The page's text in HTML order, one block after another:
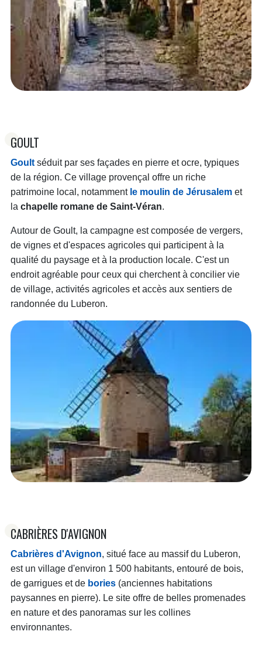
GOULT
Goultséduit par ses façades en pierre et ocre, typiques
de la région. Ce village provençal offre un riche
patrimoine local, notamment le moulin de Jérusalemet
la chapelle romane de Saint-Véran.
Autour de Goult, la campagne est composée de vergers,
de vignes et d'espaces agricoles qui participent à la
qualité du paysage et à la production locale. C'est un
endroit agréable pour ceux qui cherchent à concilier vie
de village, activités agricoles et accès aux sentiers de
randonnée du Luberon.
CABRIÈRES D'AVIGNON
Cabrières d'Avignon, situé face au massif du Luberon,
est un village d'environ 1 500 habitants, entouré de bois,
de garrigues et de bories(anciennes habitations
paysannes en pierre). Le site offre de belles promenades
en nature et des panoramas sur les collines
environnantes.